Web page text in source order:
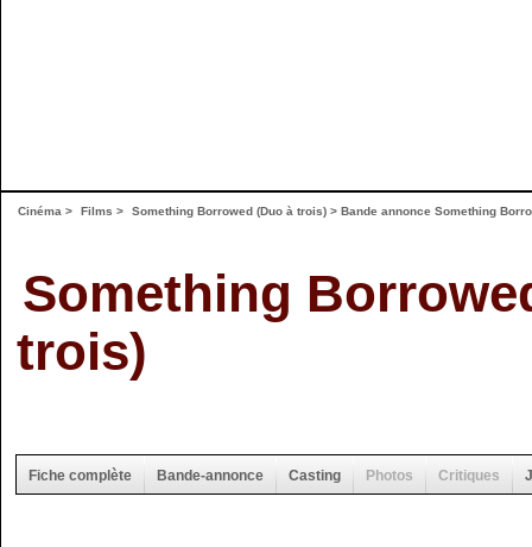
Cinéma > Films > Something Borrowed (Duo à trois) > Bande annonce Something
Something
trois)
Fiche complète Bande-annonce Casting Photos Critiques